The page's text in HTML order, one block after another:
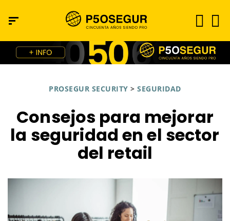
PROSEGUR SECURITY >SEGURIDAD
Consejos para mejorar
la seguridad en el sector
del retail